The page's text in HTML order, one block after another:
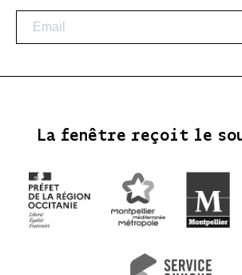
La fenêtre reçoit le